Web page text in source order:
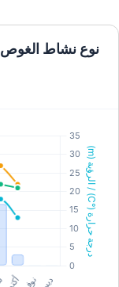
نوع نشاط الغوص